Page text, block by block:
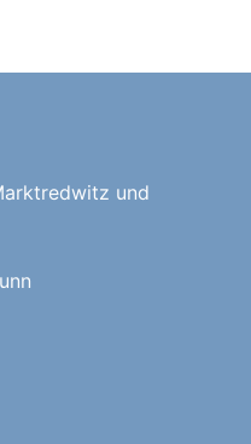
und